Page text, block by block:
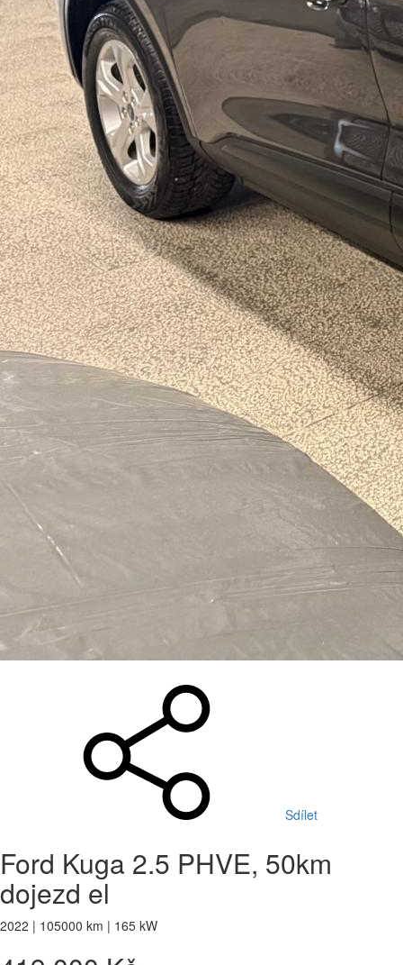
Sdílet
Ford Kuga 2.5 PHVE, 50km
dojezd el
2022 | 105000 km | 165 kW